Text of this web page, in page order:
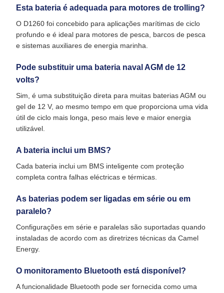
Esta bateria é adequada para motores de trolling?
O D1260 foi concebido para aplicações marítimas de ciclo
profundo e é ideal para motores de pesca, barcos de pesca
e sistemas auxiliares de energia marinha.
Pode substituir uma bateria naval AGM de 12
volts?
Sim, é uma substituição direta para muitas baterias AGM ou
gel de 12 V, ao mesmo tempo em que proporciona uma vida
útil de ciclo mais longa, peso mais leve e maior energia
utilizável.
A bateria inclui um BMS?
Cada bateria inclui um BMS inteligente com proteção
completa contra falhas eléctricas e térmicas.
As baterias podem ser ligadas em série ou em
paralelo?
Configurações em série e paralelas são suportadas quando
instaladas de acordo com as diretrizes técnicas da Camel
Energy.
O monitoramento Bluetooth está disponível?
A funcionalidade Bluetooth pode ser fornecida como uma